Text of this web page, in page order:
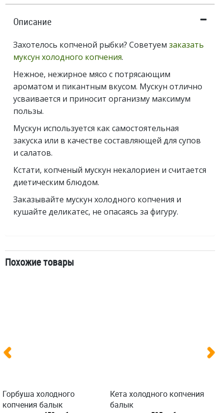
Описание
Захотелось копченой рыбки? Советуем заказать
муксун холодного копчения.
Нежное, нежирное мясо с потрясающим
ароматом и пикантным вкусом. Мускун отлично
усваивается и приносит организму максимум
пользы.
Мускун используется как самостоятельная
закуска или в качестве составляющей для супов
и салатов.
Кстати, копченый мускун некалориен и считается
диетическим блюдом.
Заказывайте мускун холодного копчения и
кушайте деликатес, не опасаясь за фигуру.
Похожие товары
Горбуша холодного
копчения балык
Кета холодного копчения
балык